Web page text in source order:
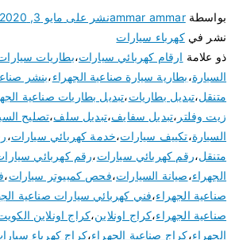
بواسطةammar ammarنشر على مايو 3, 2020
نشر فيكهرباء سيارات
ذو علامة ارقام كهربائي سيارات،بطاريات
السيارة،بطارية سيارة صناعية الجهراء،بنشر
متنقل،تبديل بطاريات،تبديل بطاريات صناعية
زيت وفلتر ،تبديل سفايف،تبديل سلف،تصليح
السيارة،تكييف سيارات،خدمة كهربائي سيارات،
متنقل،رقم كهربائي سيارات،رقم كهربائي
الجهراء،صيانة السيارات،فحص كمبيوتر سيارات،
صناعية الجهراء،فني كهربائي سيارات صناعية
صناعية الجهراء،كراج اونلاين،كراج اونلاين
الجهراء،كراج صناعية الجهراء،كراج كهرباء